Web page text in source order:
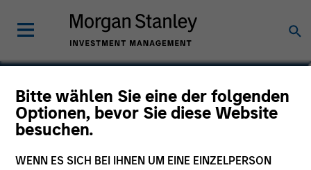
Bitte wählen Sie eine der folgenden
Optionen, bevor Sie diese Website
besuchen.
WENN ES SICH BEI IHNEN UM EINE EINZELPERSON
Alex Clementi, CFA
Executive Director